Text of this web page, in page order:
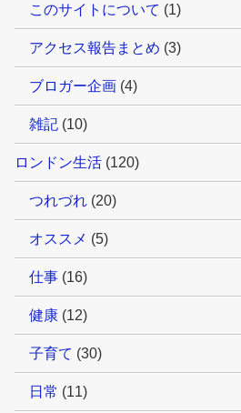
このサイトについて (1)
アクセス報告まとめ (3)
ブロガー企画 (4)
雑記 (10)
ロンドン生活 (120)
つれづれ (20)
オススメ (5)
仕事 (16)
健康 (12)
子育て (30)
日常 (11)